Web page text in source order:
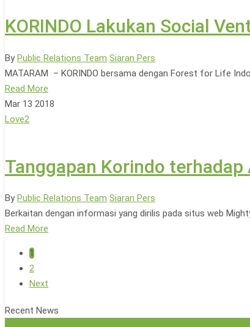
KORINDO Lakukan Social
By Public Relations Team Siaran Pers
MATARAM – KORINDO bersama dengan Forest for Life
Read More
Mar 13 2018
Love2
Tanggapan Korindo
By Public Relations Team Siaran Pers
Berkaitan dengan informasi yang dirilis pada situs web
Read More
1
2
Next
Recent News